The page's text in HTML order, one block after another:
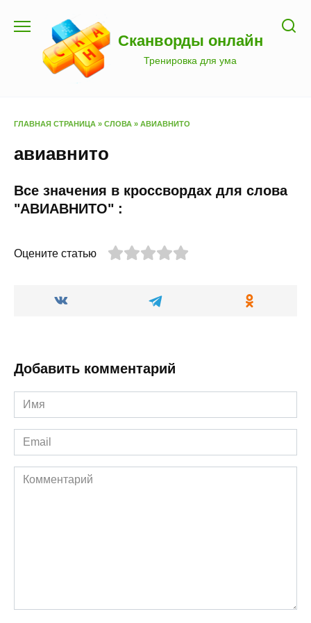
содержанию
Сканворды онлайн
Тренировка для ума
ГЛАВНАЯ СТРАНИЦА » СЛОВА » АВИАВНИТО
авиавнито
Все значения в кроссвордах для слова
"АВИАВНИТО" :
Оцените статью
Добавить комментарий
Имя
*
Email
*
Комментарий